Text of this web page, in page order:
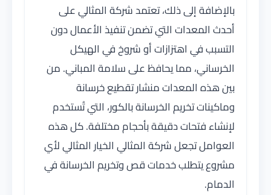
بالإضافة إلى ذلك، تعتمد شركة المثالي على
أحدث المعدات التي تضمن تنفيذ الأعمال دون
التسبب في اهتزازات أو شروخ في الهيكل
الخرساني، مما يحافظ على سلامة المباني. من
بين هذه المعدات منشار تقطيع خرسانة
وماكينات تخريم الخرسانة بالكور، التي تُستخدم
لإنشاء فتحات دقيقة بأحجام مختلفة. كل هذه
العوامل تجعل شركة المثالي الخيار المثالي لأي
مشروع يتطلب خدمات قص وتخريم الخرسانة في
الدمام.